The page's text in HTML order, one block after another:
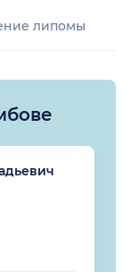
липомы